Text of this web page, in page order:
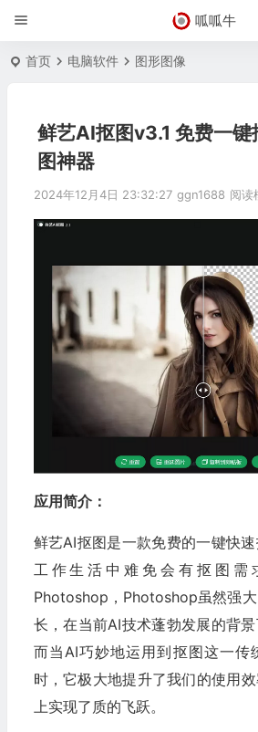
呱呱牛
首页 电脑软件 图形图像
鲜艺AI抠图v3.1 免费一
图神器
2024年12月4日 23:32:27 ggn1688 阅读
应用简介：
鲜艺AI抠图是一款免费的一键快
工作生活中难免会有抠图需
Photoshop，Photoshop虽然强
长，在当前AI技术蓬勃发展的背景
而当AI巧妙地运用到抠图这一传
时，它极大地提升了我们的使用
上实现了质的飞跃。